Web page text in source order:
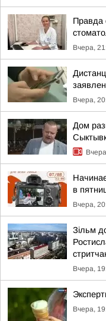
Правда
Вчера,
Вчера,
Дом
в
Вчера,
Зільм
Вчера,
Вчера,